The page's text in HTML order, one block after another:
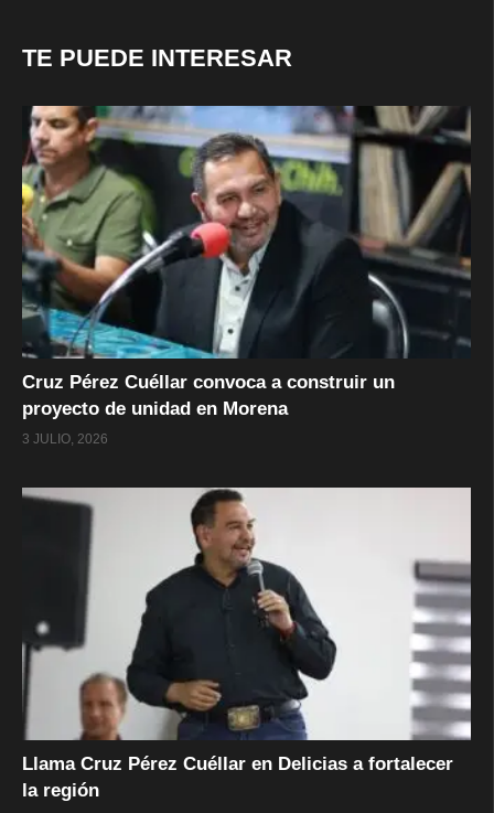
TE PUEDE INTERESAR
Cruz Pérez Cuéllar convoca a construir un
proyecto de unidad en Morena
3 JULIO, 2026
Llama Cruz Pérez Cuéllar en Delicias a fortalecer
la región